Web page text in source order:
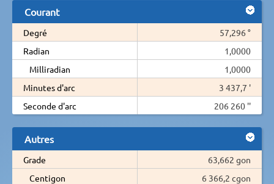
Courant
Degré
57,296 °
Radian
1,0000
Milliradian
1,0000
Minutes d'arc
3 437,7 '
Seconde d'arc
206 260 ''
Autres
Grade
63,662 gon
Centigon
6 366,2 cgon